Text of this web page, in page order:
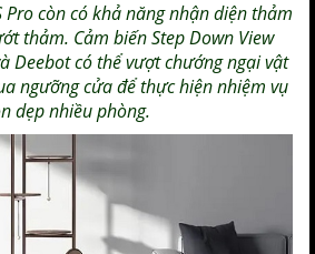
Pro còn có khả năng nhận diện thảm
thảm. Cảm biến Step Down View
Deebot có thể vượt chướng ngại vật
ngưỡng cửa để thực hiện nhiệm vụ
dẹp nhiều phòng.